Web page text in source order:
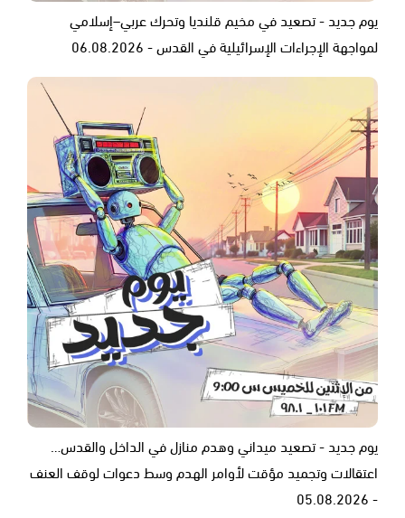
يوم جديد - تصعيد في مخيم قلنديا وتحرك عربي–إسلامي
لمواجهة الإجراءات الإسرائيلية في القدس - 06.08.2026
يوم جديد - تصعيد ميداني وهدم منازل في الداخل والقدس…
اعتقالات وتجميد مؤقت لأوامر الهدم وسط دعوات لوقف العنف
- 05.08.2026